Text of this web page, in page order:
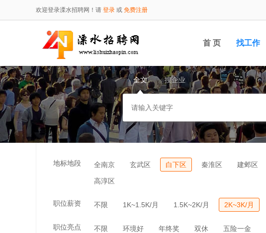
欢迎登录溧水招聘网！请 登录 或 免费注册
首 页 找工作
全文 搜企业
地标地段 全南京 玄武区 白下区 秦淮区 建邺区
高淳区
职位薪资 不限 1K~1.5K/月 1.5K~2K/月 2K~3K/月
职位亮点 不限 环境好 年终奖 双休 五险一金